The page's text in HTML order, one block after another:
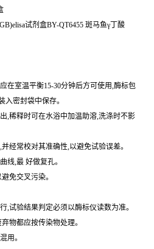
试剂盒BY-QT6455 斑马鱼γ丁酸
在室温平衡15-30分钟后方可使用,酶标包
入密封袋中保存。
,稀释时可在水浴中加温助溶,洗涤时不影
经常校对其准确性,以避免试验误差。
线,最 好做复孔。
免交叉污染。
,试验结果判定必须以酶标仪读数为准。
物都应按传染物处理。
用。